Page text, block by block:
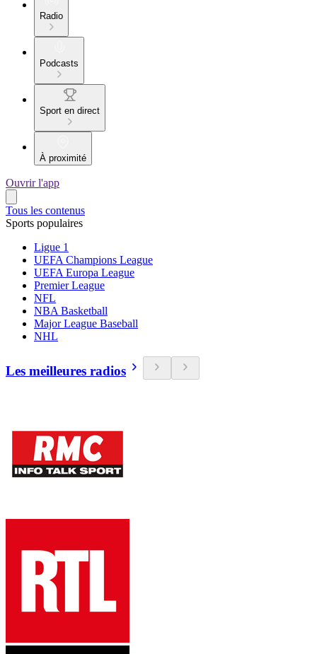
Radio
Podcasts
Sport en direct
À proximité
Ouvrir l'app
Tous les contenus
Sports populaires
Ligue 1
UEFA Champions League
UEFA Europa League
Premier League
NFL
NBA Basketball
Major League Baseball
NHL
Les meilleures radios